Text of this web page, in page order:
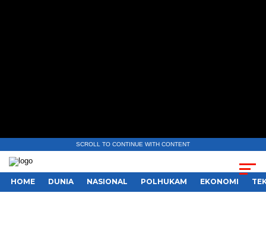
SCROLL TO CONTINUE WITH CONTENT
HOME DUNIA NASIONAL POLHUKAM EKONOMI